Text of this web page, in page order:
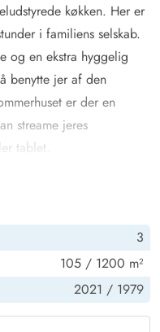
køkken. Her er
i familiens selskab.
og en ekstra hyggelig
benytte jer af den
er der en
streame jeres
tablet.
som alle er indrettet
og tørretumbler, så I kan
er det rummelige
på Sigfred Jensens
3
105 / 1200 m²
2021 / 1979